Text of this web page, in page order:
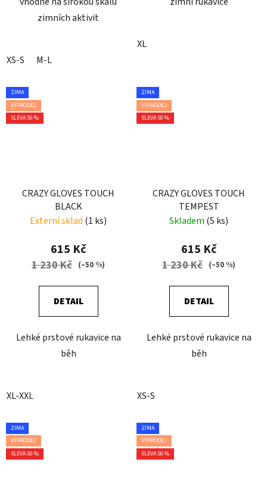
zimních aktivit
XS-S M-L
XL
ZIMA
VÝPRODEJ
SLEVA 50 %
CRAZY GLOVES TOUCH
BLACK
Externí sklad (1 ks)
615 Kč
1 230 Kč (–50 %)
DETAIL
Lehké prstové rukavice na
běh
XL-XXL
ZIMA
VÝPRODEJ
SLEVA 50 %
CRAZY GLOVES TOUCH
TEMPEST
Skladem (5 ks)
615 Kč
1 230 Kč (–50 %)
DETAIL
Lehké prstové rukavice na
běh
XS-S
ZIMA
VÝPRODEJ
SLEVA 50 %
ZIMA
VÝPRODEJ
SLEVA 50 %